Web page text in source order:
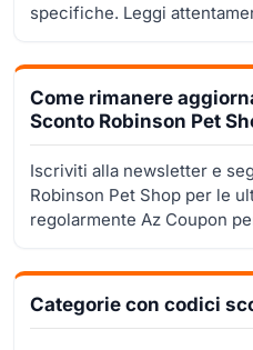
specifiche. Leggi
Come rimanere
Sconto Robinson Pet
Iscriviti alla newsletter e
Robinson Pet Shop per le
regolarmente Az Coupon
Categorie con codici